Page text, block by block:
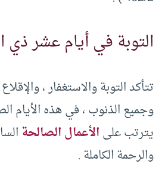
التوبة في أيام عشر ذي
تتأكد التوبة والاستغفار ،
وجميع الذنوب ، في هذه الأيام
يترتب علىالأعمال الصالحة
والرحمة الكاملة .